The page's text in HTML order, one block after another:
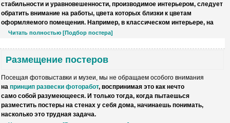
стабильности и уравновешенности, производимое интерьером, следует
обратить внимание на работы, цвета которых близки к цветам
оформляемого помещения. Например, в классическом интерьере, на
Читать полностью [Подбор постера]
Размещение постеров
Посещая фотовыставки и музеи, мы не обращаем особого внимания
на принцип развески фоторабот, воспринимая это как нечто
само собой разумеющееся. И только тогда, когда пытаешься
разместить постеры на стенах у себя дома, начинаешь понимать,
насколько это трудная задача.